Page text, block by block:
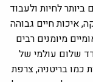
לחיות ולעבוד
איכות חיים גבוהה
מיומנים רבים
שלום עולמי של
כמו בריטניה, צרפת